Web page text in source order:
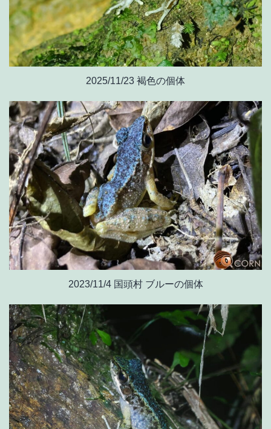
2025/11/23 褐色の個体
2023/11/4 国頭村 ブルーの個体